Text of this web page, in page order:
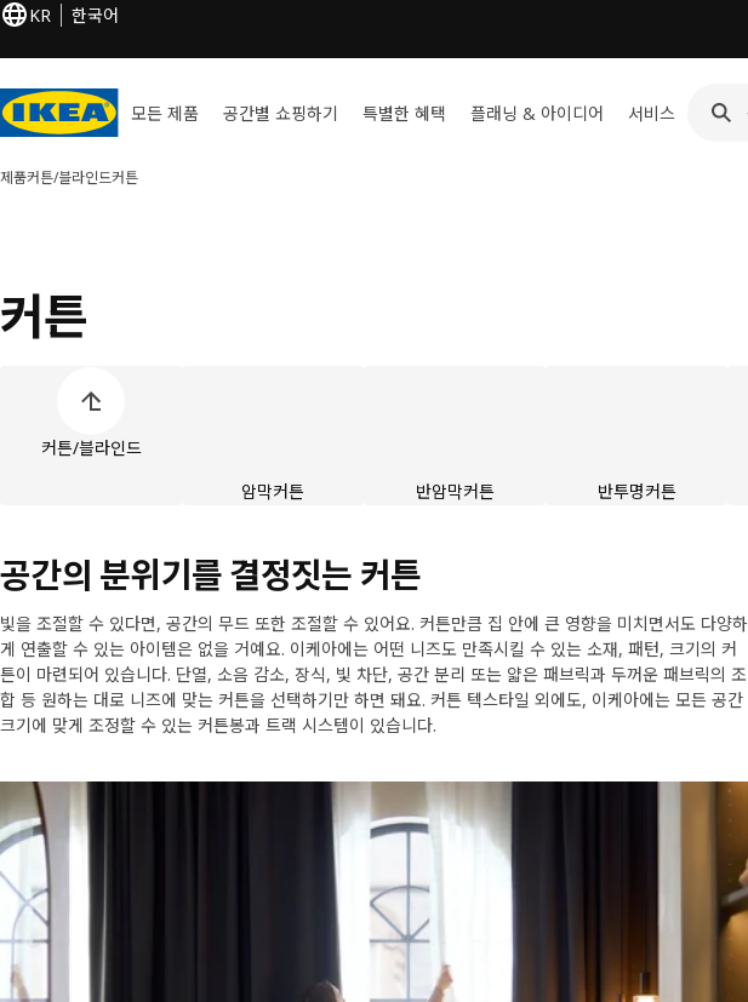
KR 한국어
모든 제품 공간별 쇼핑하기 특별한 혜택 플래닝 & 아이디어 서비스
제품커튼/블라인드커튼
커튼
커튼/블라인드
암막커튼
반암막커튼 반투명커튼
공간의 분위기를 결정짓는 커튼
빛을 조절할 수 있다면, 공간의 무드 또한 조절할 수 있어요. 커튼만큼 집 안에 큰 영향을 미치면서도 다양하
게 연출할 수 있는 아이템은 없을 거예요. 이케아에는 어떤 니즈도 만족시킬 수 있는 소재, 패턴, 크기의 커
튼이 마련되어 있습니다. 단열, 소음 감소, 장식, 빛 차단, 공간 분리 또는 얇은 패브릭과 두꺼운 패브릭의 조
합 등 원하는 대로 니즈에 맞는 커튼을 선택하기만 하면 돼요. 커튼 텍스타일 외에도, 이케아에는 모든 공간
크기에 맞게 조정할 수 있는 커튼봉과 트랙 시스템이 있습니다.
Skip listing